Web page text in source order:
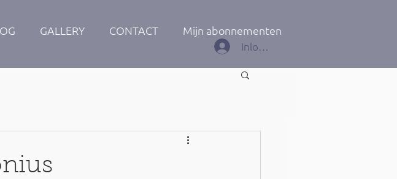
GALLERY CONTACT Mijn abonnementen
Inloggen